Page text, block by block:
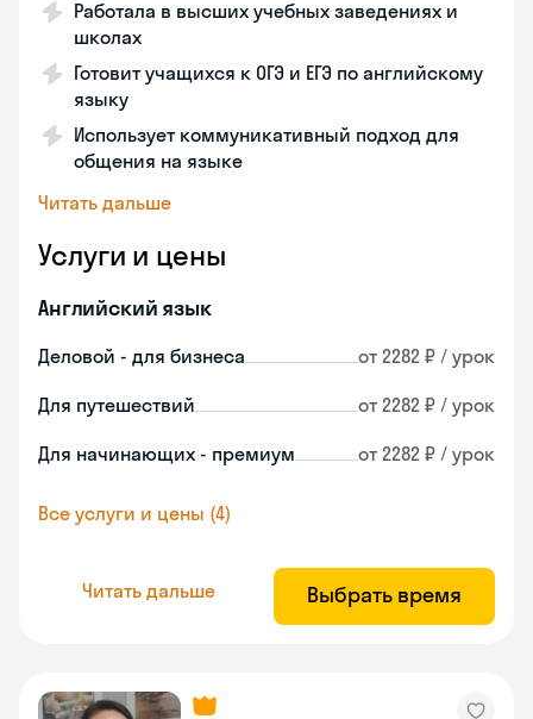
Работала в высших учебных заведениях и
школах
Готовит учащихся к ОГЭ и ЕГЭ по английскому
языку
Использует коммуникативный подход для
общения на языке
Читать дальше
Услуги и цены
Английский язык
Деловой - для бизнеса от 2282 ₽ / урок
Для путешествий от 2282 ₽ / урок
Для начинающих - премиум от 2282 ₽ / урок
Все услуги и цены (4)
Читать дальше Выбрать время